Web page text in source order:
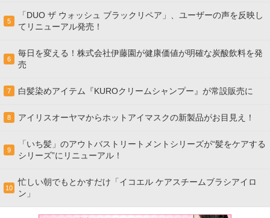
5
「DUO ザ ウォッシュ ブラックリペア」、ユーザーの声を反映し
てリニューアル発売！
6
毎日を変える！株式会社伊藤園が健康価値が明確な炭酸飲料を発
売
7 白髪染めアイテム『KUROクリームシャンプー』が常設販売に
8 アイリスオーヤマからホットアイマスクの新製品がお目見え！
9
「いち髪」のアウトバストリートメントシリーズが“髪をケアする
シリーズ”にリニューアル！
10
忙しい朝でもとかすだけ「イコエル ケアスチームブラシアイロ
ン」